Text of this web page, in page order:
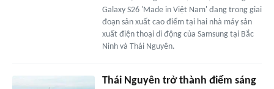
Galaxy S26 'Made in Việt Nam' đang trong giai
đoạn sản xuất cao điểm tại hai nhà máy sản
xuất điện thoại di động của Samsung tại Bắc
Ninh và Thái Nguyên.
Thái Nguyên trở thành điểm sáng